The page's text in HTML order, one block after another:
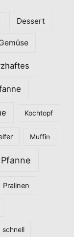
Dessert
Kochtopf
Muffin
Pfanne
Pralinen
schnell